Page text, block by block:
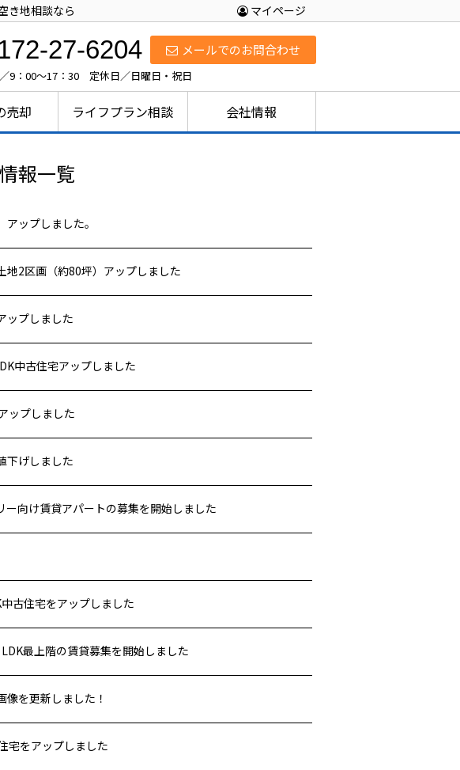
き地相談なら マイページ
メールでのお問合わせ
27-6204
9：00～17：30 定休日／日曜日・祝日
売却 ライフプラン相談 会社情報
報一覧
ップしました。
2区画（約80坪）アップしました
ップしました
中古住宅アップしました
ップしました
げしました
向け賃貸アパートの募集を開始しました
古住宅をアップしました
最上階の賃貸募集を開始しました
を更新しました！
宅をアップしました